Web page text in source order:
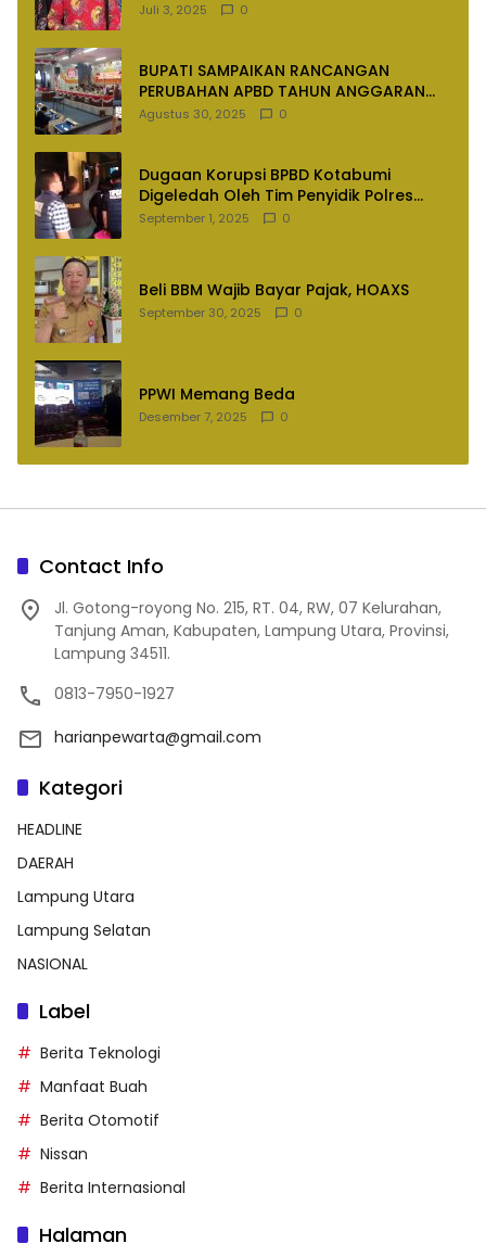
Juli 3, 2025 0
BUPATI SAMPAIKAN RANCANGAN
PERUBAHAN APBD TAHUN ANGGARAN
2025
Agustus 30, 2025 0
Dugaan Korupsi BPBD Kotabumi
Digeledah Oleh Tim Penyidik Polres
Lampung Utara
September 1, 2025 0
Beli BBM Wajib Bayar Pajak, HOAXS
September 30, 2025 0
PPWI Memang Beda
Desember 7, 2025 0
Contact Info
Jl. Gotong-royong No. 215, RT. 04, RW, 07 Kelurahan,
Tanjung Aman, Kabupaten, Lampung Utara, Provinsi,
Lampung 34511.
0813-7950-1927
harianpewarta@gmail.com
Kategori
HEADLINE
DAERAH
Lampung Utara
Lampung Selatan
NASIONAL
Label
Berita Teknologi
Manfaat Buah
Berita Otomotif
Nissan
Berita Internasional
Halaman